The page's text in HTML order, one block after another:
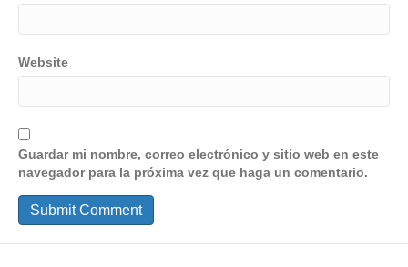
Website
Guardar mi nombre, correo electrónico y sitio web en este
navegador para la próxima vez que haga un comentario.